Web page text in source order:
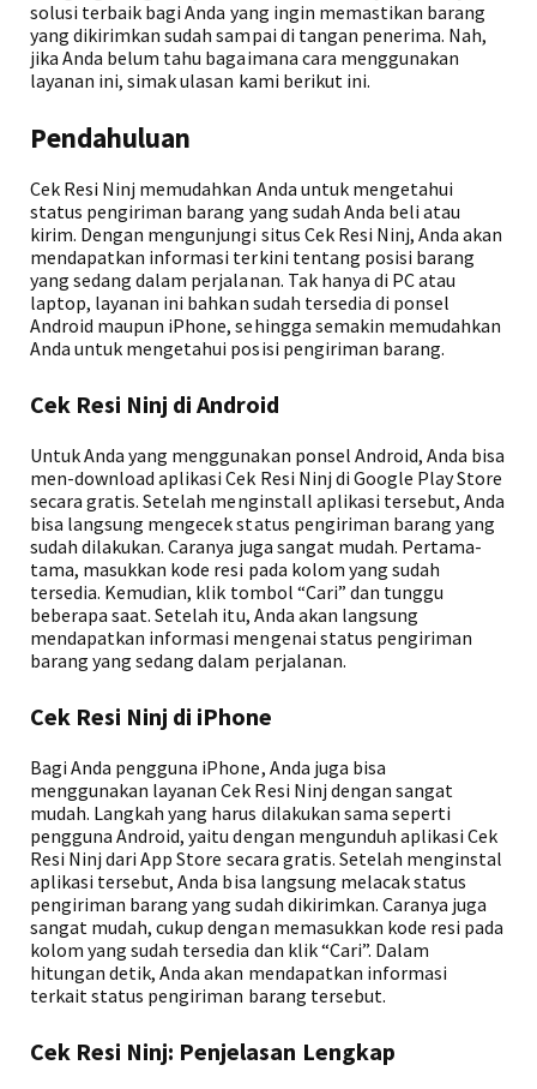
solusi terbaik bagi Anda yang ingin memastikan barang
yang dikirimkan sudah sampai di tangan penerima. Nah,
jika Anda belum tahu bagaimana cara menggunakan
layanan ini, simak ulasan kami berikut ini.
Pendahuluan
Cek Resi Ninj memudahkan Anda untuk mengetahui
status pengiriman barang yang sudah Anda beli atau
kirim. Dengan mengunjungi situs Cek Resi Ninj, Anda akan
mendapatkan informasi terkini tentang posisi barang
yang sedang dalam perjalanan. Tak hanya di PC atau
laptop, layanan ini bahkan sudah tersedia di ponsel
Android maupun iPhone, sehingga semakin memudahkan
Anda untuk mengetahui posisi pengiriman barang.
Cek Resi Ninj di Android
Untuk Anda yang menggunakan ponsel Android, Anda bisa
men-download aplikasi Cek Resi Ninj di Google Play Store
secara gratis. Setelah menginstall aplikasi tersebut, Anda
bisa langsung mengecek status pengiriman barang yang
sudah dilakukan. Caranya juga sangat mudah. Pertama-
tama, masukkan kode resi pada kolom yang sudah
tersedia. Kemudian, klik tombol “Cari” dan tunggu
beberapa saat. Setelah itu, Anda akan langsung
mendapatkan informasi mengenai status pengiriman
barang yang sedang dalam perjalanan.
Cek Resi Ninj di iPhone
Bagi Anda pengguna iPhone, Anda juga bisa
menggunakan layanan Cek Resi Ninj dengan sangat
mudah. Langkah yang harus dilakukan sama seperti
pengguna Android, yaitu dengan mengunduh aplikasi Cek
Resi Ninj dari App Store secara gratis. Setelah menginstal
aplikasi tersebut, Anda bisa langsung melacak status
pengiriman barang yang sudah dikirimkan. Caranya juga
sangat mudah, cukup dengan memasukkan kode resi pada
kolom yang sudah tersedia dan klik “Cari”. Dalam
hitungan detik, Anda akan mendapatkan informasi
terkait status pengiriman barang tersebut.
Cek Resi Ninj: Penjelasan Lengkap